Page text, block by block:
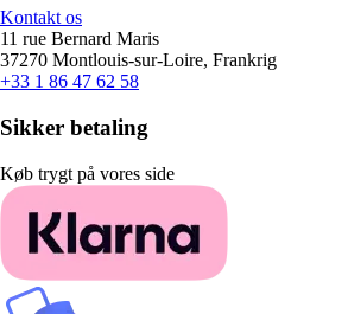
Kontakt os
11 rue Bernard Maris
37270 Montlouis-sur-Loire, Frankrig
+33 1 86 47 62 58
Sikker betaling
Køb trygt på vores side